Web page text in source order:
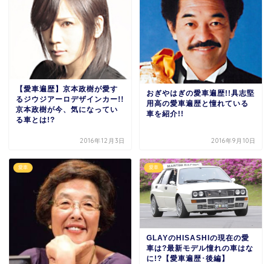
【愛車遍歴】京本政樹が愛す
るジウジアーロデザインカー!!
京本政樹が今、気になってい
る車とは!?
2016年12月3日
おぎやはぎの愛車遍歴!!具志堅
用高の愛車遍歴と憧れている
車を紹介!!
2016年9月10日
愛車 愛車
GLAYのHISASHIの現在の愛
車は?最新モデル憧れの車はな
に!?【愛車遍歴･後編】